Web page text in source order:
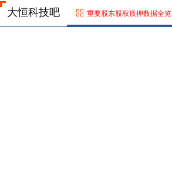
大恒科技吧 重要股东股权质押数据全览